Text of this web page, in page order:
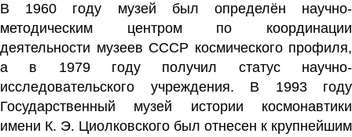
В 1960 году музей был определён научно-
методическим центром по координации
деятельности музеев СССР космического профиля,
а в 1979 году получил статус научно-
исследовательского учреждения. В 1993 году
Государственный музей истории космонавтики
имени К. Э. Циолковского был отнесен к крупнейшим